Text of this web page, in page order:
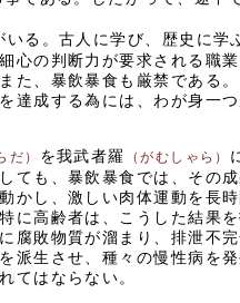
いる。古人に学び、歴史に
心の判断力が要求される職
た、暴飲暴食も厳禁である。
達成する為には、わが身一
だ） を我武者羅 （がむしゃら）
ても、暴飲暴食では、その
かし、激しい肉体運動を長
に高齢者は、こうした結果
腐敗物質が溜まり、排泄不
派生させ、種々の慢性病を
てはならない。